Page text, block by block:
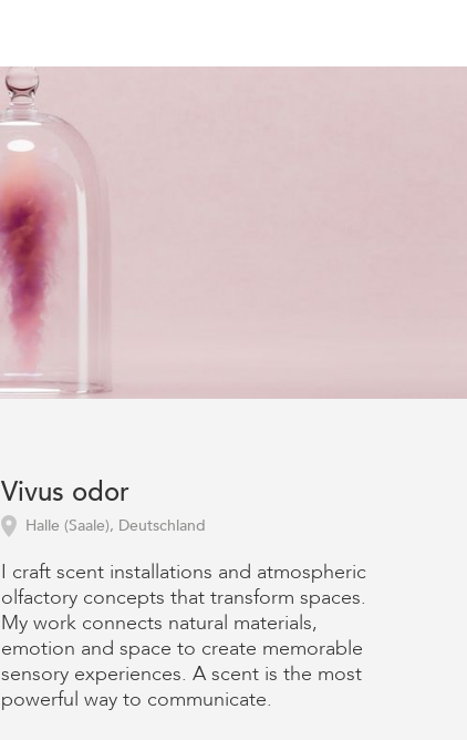
Vivus odor
Halle (Saale), Deutschland
I craft scent installations and atmospheric
olfactory concepts that transform spaces.
My work connects natural materials,
emotion and space to create memorable
sensory experiences. A scent is the most
powerful way to communicate.